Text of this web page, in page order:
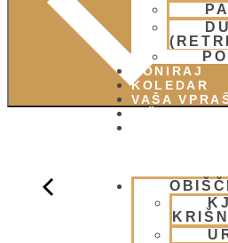
DONIRAJ
KOLEDAR
VAŠA